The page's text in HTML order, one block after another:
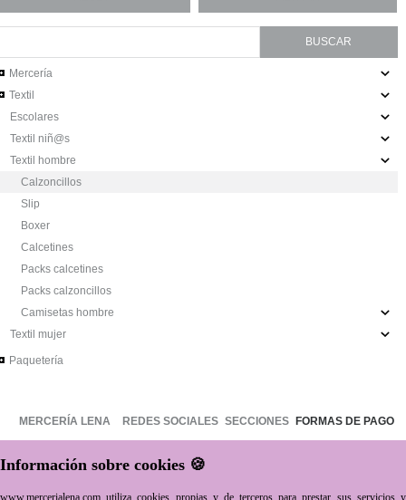
Mercería
Textil
Escolares
Textil niñ@s
Textil hombre
Calzoncillos
Slip
Boxer
Calcetines
Packs calcetines
Packs calzoncillos
Camisetas hombre
Textil mujer
Paquetería
MERCERÍA LENA REDES SOCIALES SECCIONES FORMAS DE PAGO
Quienes somos Facebook
Dónde estamos Instagram Textil ENVÍOS
Información sobre cookies 🍪
www.mercerialena.com utiliza cookies propias y de terceros para prestar sus servicios y